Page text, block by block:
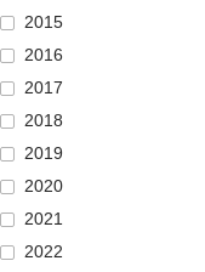
2015
2016
2017
2018
2019
2020
2021
2022